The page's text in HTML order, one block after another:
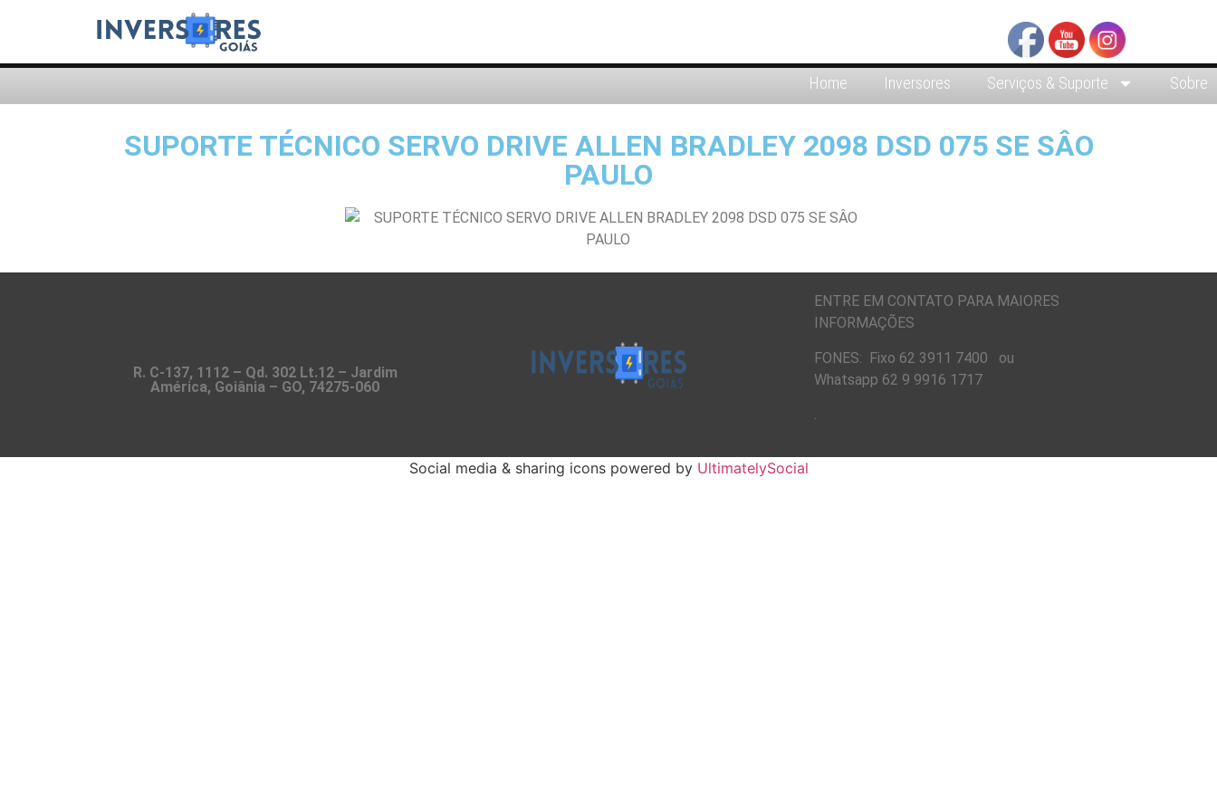
Home Inversores Serviços & Suporte Sobre
SUPORTE TÉCNICO SERVO DRIVE ALLEN BRADLEY 2098 DSD 075 SE SÂO
PAULO
R. C-137, 1112 – Qd. 302 Lt.12 – Jardim
América, Goiânia – GO, 74275-060
ENTRE EM CONTATO PARA MAIORES
INFORMAÇÕES
FONES: Fixo 62 3911 7400 ou
Whatsapp 62 9 9916 1717
.
Social media & sharing icons powered by UltimatelySocial